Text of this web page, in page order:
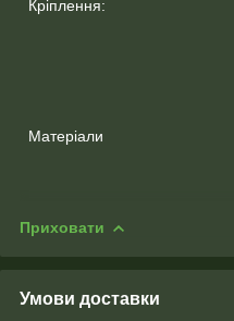
Кріплення:
Матеріали
Приховати
Умови доставки